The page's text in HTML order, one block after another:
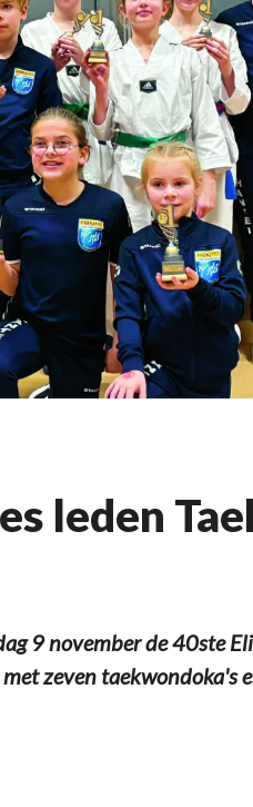
leden
9 november de 40ste
zeven taekwondoka's